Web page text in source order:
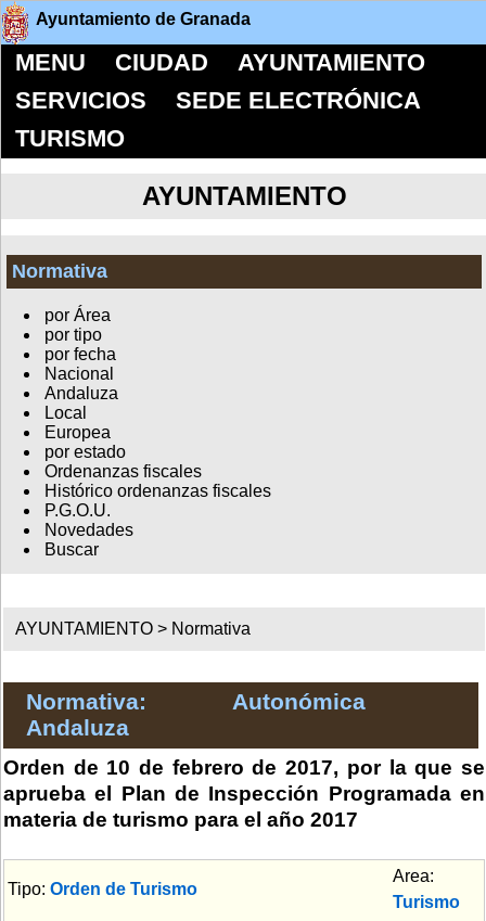
Ayuntamiento de Granada
MENU CIUDAD
AYUNTAMIENTO
SERVICIOS
SEDE ELECTRÓNICA
TURISMO
AYUNTAMIENTO
Normativa
por Área
por tipo
por fecha
Nacional
Andaluza
Local
Europea
por estado
Ordenanzas fiscales
Histórico ordenanzas fiscales
P.G.O.U.
Novedades
Buscar
AYUNTAMIENTO > Normativa
Normativa: Autonómica
Andaluza
Orden de 10 de febrero de 2017, por la que se
aprueba el Plan de Inspección Programada en
materia de turismo para el año 2017
Tipo: Orden de Turismo
Area:
Turismo